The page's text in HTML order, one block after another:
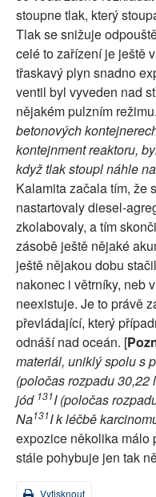
stoupne tlak, který
Tlak se snižuje
celé to zařízení je ještě
třaskavý plyn snadno
ventil byl vyveden nad
nějakém pulzním
betonových
kontejnment reaktoru,
když tlak stoupl náhle
Kalamita začala tím, že
nastartovaly diesel-
zkolabovaly, a tím
zásobě ještě nějaké
ještě nějakou dobu
nakonec i větrníky, neb
neexistuje. Je to právě
převládající, který
odnáší nad oceán. [
materiál, uniklý spolu s
(poločas rozpadu 30,22
jód 131I (poločas
Na131I k léčbě
expozice několika málo
stále pohybuje jen tak
Vytisknout